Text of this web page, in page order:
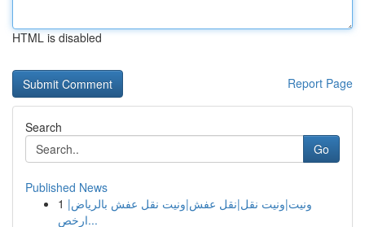
HTML is disabled
Report Page
Search
Go
Published News
1 ونيت|ونيت نقل|نقل عفش|ونيت نقل عفش بالرياض|
ارخص...